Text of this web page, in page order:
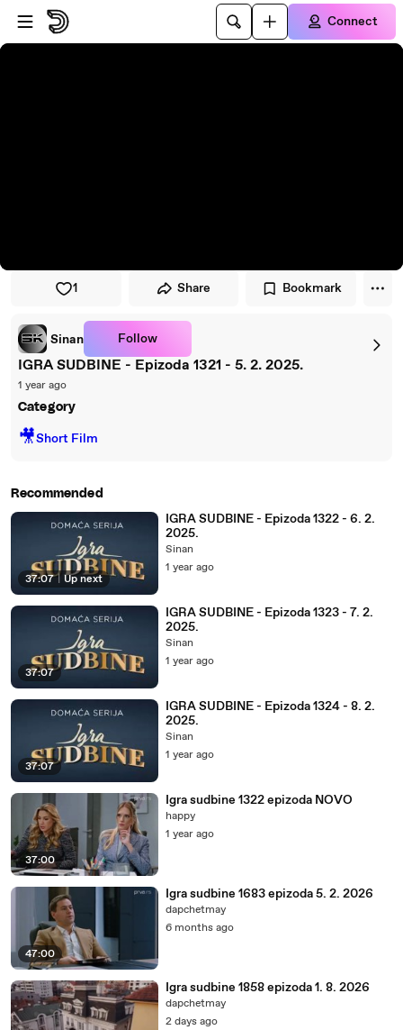
Skip to player
Skip to main content
Connect
1 Share Bookmark
Sinan Follow
IGRA SUDBINE - Epizoda 1321 - 5. 2. 2025.
1 year ago
Category
🎥Short Film
Recommended
37:07 | Up next
IGRA SUDBINE - Epizoda 1322 - 6. 2.
2025.
Sinan
1 year ago
37:07
IGRA SUDBINE - Epizoda 1323 - 7. 2.
2025.
Sinan
1 year ago
37:07
IGRA SUDBINE - Epizoda 1324 - 8. 2.
2025.
Sinan
1 year ago
37:00
Igra sudbine 1322 epizoda NOVO
happy
1 year ago
47:00
Igra sudbine 1683 epizoda 5. 2. 2026
dapchetmay
6 months ago
Igra sudbine 1858 epizoda 1. 8. 2026
dapchetmay
2 days ago